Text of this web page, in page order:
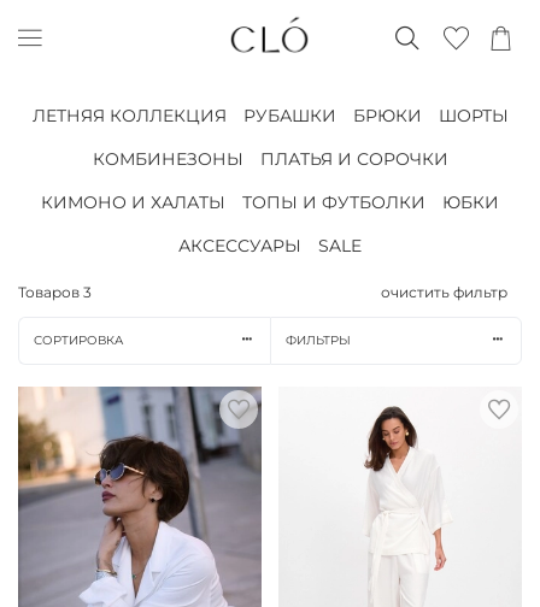
ЛЕТНЯЯ КОЛЛЕКЦИЯ РУБАШКИ БРЮКИ
ШОРТЫ
КОМБИНЕЗОНЫ
ПЛАТЬЯ И СОРОЧКИ
КИМОНО И ХАЛАТЫ
ТОПЫ И ФУТБОЛКИ
ЮБКИ
АКСЕССУАРЫ
SALE
Товаров 3 очистить фильтр
СОРТИРОВКА ФИЛЬТРЫ